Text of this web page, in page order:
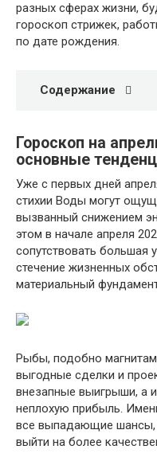
разных сферах жизни,
гороскоп стрижек,
по дате рождения.
Содержание
Гороскоп на
основные
Уже с первых дней
стихии Воды могут
вызванный снижением
этом в начале апреля
сопутствовать большая
стечение жизненных
материальный
Рыбы, подобно
выгодные сделки и
внезапные выигрыши, а
неплохую прибыль.
все выпадающие шансы,
выйти на более